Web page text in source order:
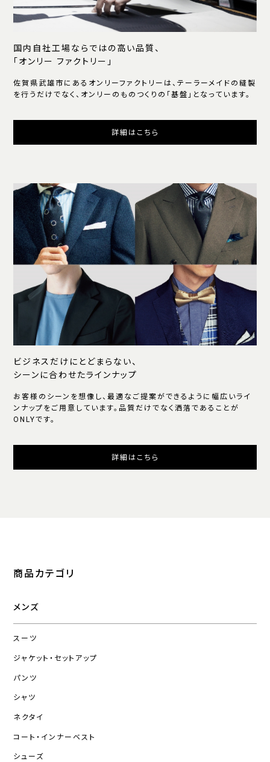
国内自社工場ならではの高い品質、
「オンリー ファクトリー」
佐賀県武雄市にあるオンリーファクトリーは、テーラーメイドの縫製
を行うだけでなく、オンリーのものつくりの「基盤」となっています。
詳細はこちら
ビジネスだけにとどまらない、
シーンに合わせたラインナップ
お客様のシーンを想像し、最適なご提案ができるように幅広いライ
ンナップをご用意しています。品質だけでなく洒落であることが
ONLYです。
詳細はこちら
商品カテゴリ
メンズ
スーツ
ジャケット・セットアップ
パンツ
シャツ
ネクタイ
コート・インナーベスト
シューズ